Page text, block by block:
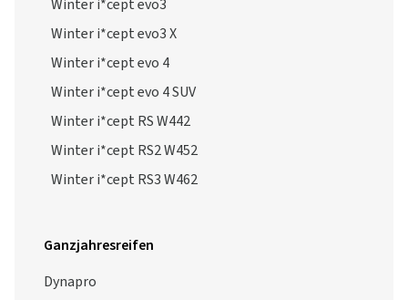
Winter i*cept evo3
Winter i*cept evo3 X
Winter i*cept evo 4
Winter i*cept evo 4 SUV
Winter i*cept RS W442
Winter i*cept RS2 W452
Winter i*cept RS3 W462
Ganzjahresreifen
Dynapro